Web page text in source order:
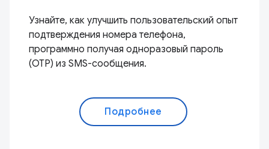
Узнайте, как улучшить пользовательский опыт
подтверждения номера телефона,
программно получая одноразовый пароль
(OTP) из SMS-сообщения.
Подробнее